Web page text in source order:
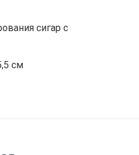
сигар с
см